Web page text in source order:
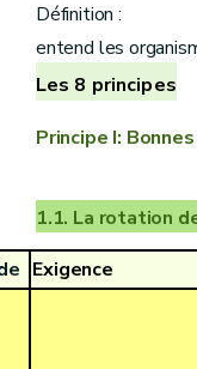
Définition :
entend les
Les 8 principes
Principe I:
1.1. La rotation
Exigence